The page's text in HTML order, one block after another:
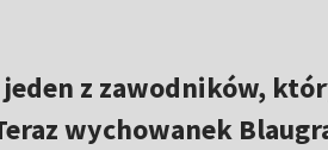
z zawodników,
wychowanek